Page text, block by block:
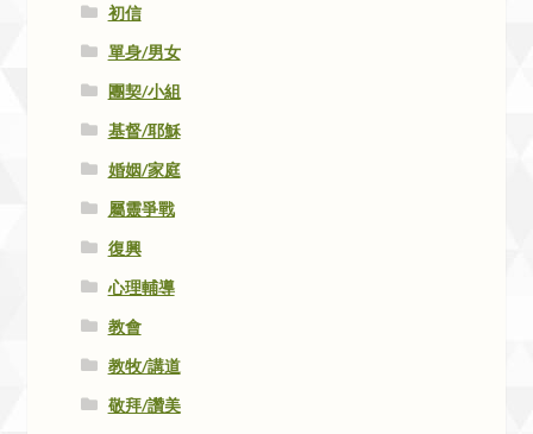
初信
單身/男女
團契/小組
基督/耶穌
婚姻/家庭
屬靈爭戰
復興
心理輔導
教會
教牧/講道
敬拜/讚美